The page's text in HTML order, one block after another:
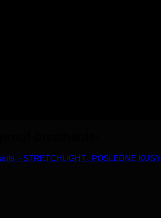
– STRETCHLIGHT , POSLEDNÉ KUSY